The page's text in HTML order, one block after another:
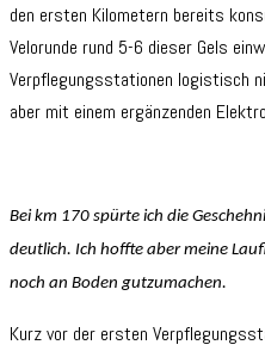
den ersten Kilometern bereits
Velorunde rund 5-6 dieser Gels
Verpflegungsstationen logistisch
aber mit einem ergänzenden
Bei km 170 spürte ich die
deutlich. Ich hoffte aber meine
noch an Boden gutzumachen.
Kurz vor der ersten